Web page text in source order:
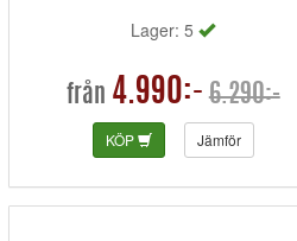
Lager: 5
från 4.990:- 6.290:-
KÖP Jämför